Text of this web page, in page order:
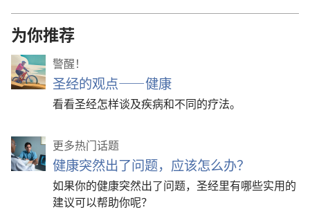
为你推荐
警醒！
圣经的观点——健康
看看圣经怎样谈及疾病和不同的疗法。
更多热门话题
健康突然出了问题，应该怎么办？
如果你的健康突然出了问题，圣经里有哪些实用的
建议可以帮助你呢？